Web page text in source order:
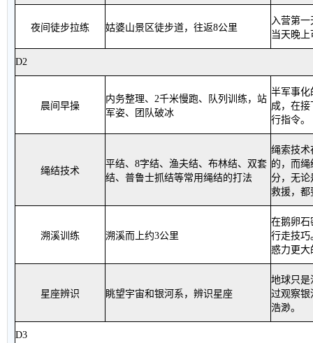
夜间徒步拉练 姑婆山景区徒步道，往返8公里
入营第
当天晚上
D2
晨间早操
内务整理、 2千米慢跑、队列训练，站
军姿、团队破冰
半军事化
成，在
行指令。
绳结技术
平结、 8字结、渔夫结、布林结、双套
结、普鲁士抓结等常用绳结的打法
绳索技术
的，而
分，无论
救援，都
溯溪训练 溯溪而上约3公里
在鹅卵石
行走技巧
惑力更大
星座辨识 眺望宇宙和银河系，辨识星座
地球只是
过观察银
浩渺。
D3